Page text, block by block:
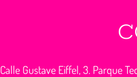
Calle Gustave Eiffel, 3. Parque